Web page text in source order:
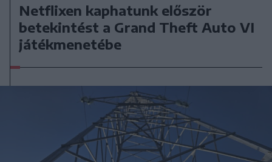
Netflixen kaphatunk először
betekintést a Grand Theft Auto VI
játékmenetébe